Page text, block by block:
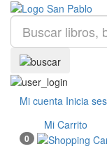
Mi cuenta Inicia
Mi Carrito
0